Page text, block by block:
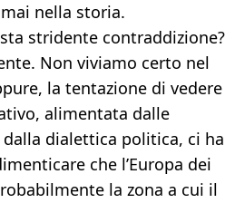
nella storia.
stridente contraddizione?
Non viviamo certo nel
la tentazione di vedere
alimentata dalle
dialettica politica, ci ha
che l’Europa dei
la zona a cui il